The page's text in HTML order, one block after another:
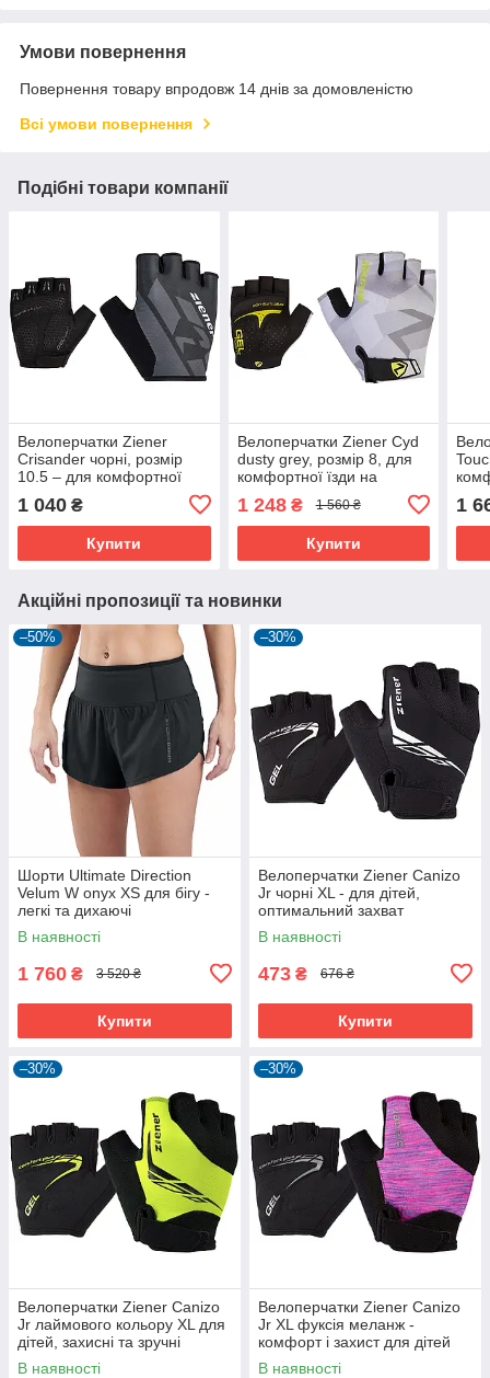
Умови повернення
Повернення товару впродовж 14 днів за домовленістю
Всі умови повернення
Подібні товари компанії
Велоперчатки Ziener
Crisander чорні, розмір
10.5 – для комфортної
1 040 ₴
Купити
Велоперчатки Ziener Cyd
dusty grey, розмір 8, для
комфортної їзди на
1 248₴ 1 560 ₴
Купити
1
Акційні пропозиції та новинки
–50%
Шорти Ultimate Direction
Velum W onyx XS для бігу -
легкі та дихаючі
В наявності
1 760 ₴ 3 520 ₴
Купити
–30%
Велоперчатки Ziener Canizo
Jr чорні XL - для дітей,
оптимальний захват
В наявності
473 ₴ 676 ₴
Купити
–30%
Велоперчатки Ziener Canizo
Jr лаймового кольору XL для
дітей, захисні та зручні
В наявності
–30%
Велоперчатки Ziener Canizo
Jr XL фуксія меланж -
комфорт і захист для дітей
В наявності